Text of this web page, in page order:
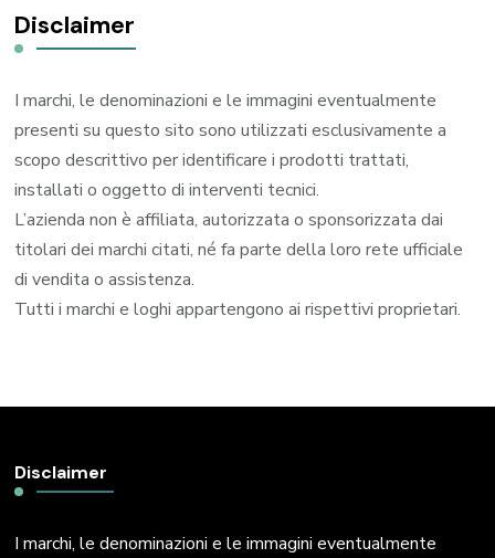
Disclaimer
I marchi, le denominazioni e le immagini eventualmente
presenti su questo sito sono utilizzati esclusivamente a
scopo descrittivo per identificare i prodotti trattati,
installati o oggetto di interventi tecnici.
L’azienda non è affiliata, autorizzata o sponsorizzata dai
titolari dei marchi citati, né fa parte della loro rete ufficiale
di vendita o assistenza.
Tutti i marchi e loghi appartengono ai rispettivi proprietari.
Disclaimer
I marchi, le denominazioni e le immagini eventualmente